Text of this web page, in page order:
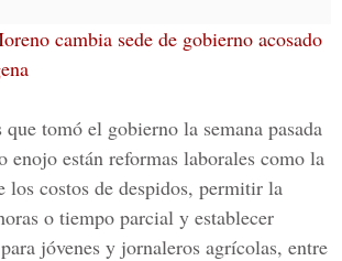
cambia sede de gobierno acosado
tomó el gobierno la semana pasada
enojo están reformas laborales como la
los costos de despidos, permitir la
o tiempo parcial y establecer
jóvenes y jornaleros agrícolas, entre